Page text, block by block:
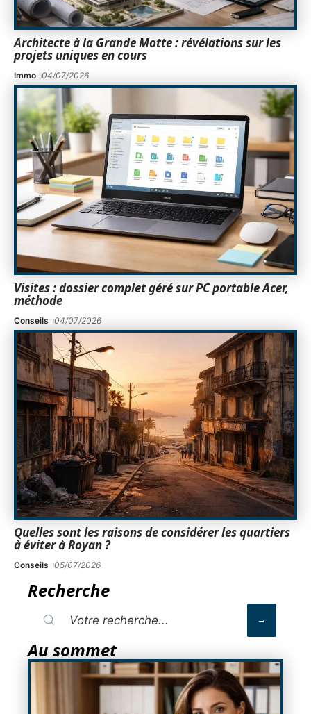
Architecte à la Grande Motte : révélations sur les
projets uniques en cours
Immo 04/07/2026
Visites : dossier complet géré sur PC portable Acer,
méthode
Conseils 04/07/2026
Quelles sont les raisons de considérer les quartiers
à éviter à Royan ?
Conseils 05/07/2026
Recherche
Au sommet